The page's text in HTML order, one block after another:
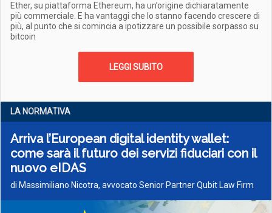
Ether, su piattaforma Ethereum, ha un’origine dichiaratamente
più commerciale. E ha vantaggi che lo stanno facendo crescere di
più, al punto che si comincia a ipotizzare un possibile sorpasso su
bitcoin
LEGGI SUBITO
LA NORMATIVA
Arriva l’European digital identity wallet:
come sarà il futuro dei servizi fiduciari con il
nuovo eIDAS
di Massimiliano Nicotra, avvocato Senior Partner Qubit Law Firm